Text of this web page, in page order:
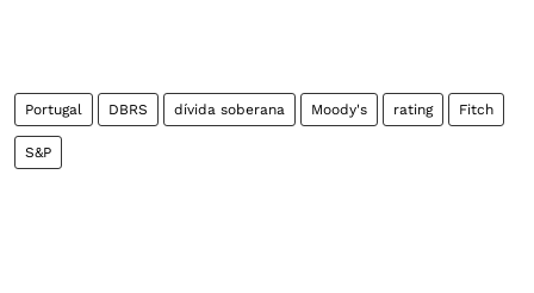
Portugal DBRS dívida soberana Moody's rating Fitch
S&P